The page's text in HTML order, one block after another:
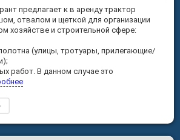
предлагает к в аренду трактор
отвалом и щеткой для организации
хозяйстве и строительной сфере:
(улицы, тротуары, прилегающие/
работ. В данном случае это